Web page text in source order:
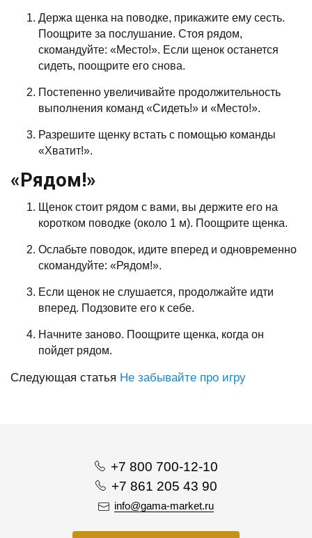
Держа щенка на поводке, прикажите ему сесть.
Поощрите за послушание. Стоя рядом,
скомандуйте: «Место!». Если щенок останется
сидеть, поощрите его снова.
Постепенно увеличивайте продолжительность
выполнения команд «Сидеть!» и «Место!».
Разрешите щенку встать с помощью команды
«Хватит!».
«Рядом!»
Щенок стоит рядом с вами, вы держите его на
коротком поводке (около 1 м). Поощрите щенка.
Ослабьте поводок, идите вперед и одновременно
скомандуйте: «Рядом!».
Если щенок не слушается, продолжайте идти
вперед. Подзовите его к себе.
Начните заново. Поощрите щенка, когда он
пойдет рядом.
Следующая статья Не забывайте про игру
+7 800 700-12-10
+7 861 205 43 90
info@gama-market.ru